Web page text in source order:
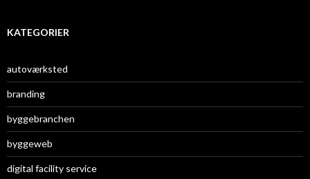
KATEGORIER
autoværksted
branding
byggebranchen
byggeweb
digital facility service